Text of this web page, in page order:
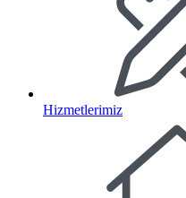
Hizmetlerimiz